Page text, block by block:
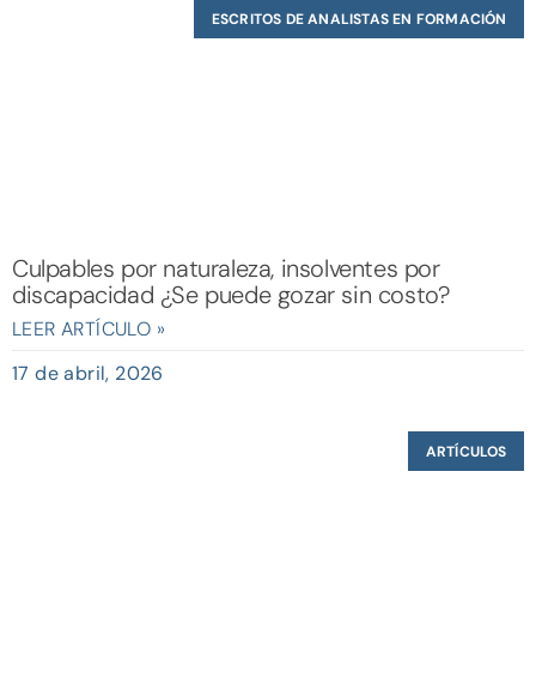
ESCRITOS DE ANALISTAS EN FORMACIÓN
Culpables por naturaleza, insolventes por
discapacidad ¿Se puede gozar sin costo?
LEER ARTÍCULO »
17 de abril, 2026
ARTÍCULOS